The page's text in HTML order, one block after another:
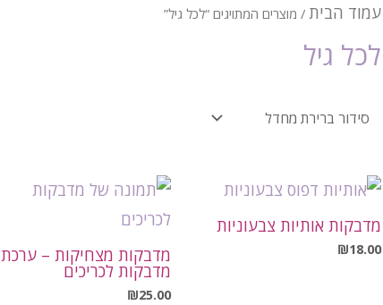
עמוד הבית / מוצרים המתויגים “לכל גיל”
לכל גיל
מדבקות אותיות צבעוניות
₪18.00 מדבקות מצחיקות – ערכת
מדבקות לכריכים
₪25.00